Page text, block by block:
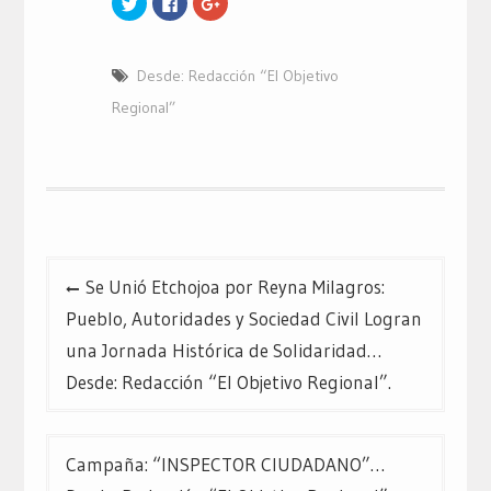
clic
para
(Se
en
una
clic
para
(Se
clic
Google+
(Se
Desde: Redacción “El Objetivo
Regional”
entradas
Se Unió Etchojoa por Reyna Milagros:
Pueblo, Autoridades y Sociedad Civil Logran
una Jornada Histórica de Solidaridad…
Desde: Redacción “El Objetivo Regional”.
Campaña: “INSPECTOR CIUDADANO”…